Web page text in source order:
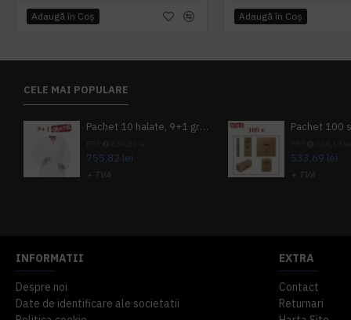
Adaugă în Coş Adaugă în Coş
CELE MAI POPULARE
Pachet 10 halate, 9+1 gratuit
755,82 lei
+ TVA
533,69 lei
+ TVA
INFORMATII
Despre noi
Date de identificare ale societatii
EXTRA
Contact
Returnari